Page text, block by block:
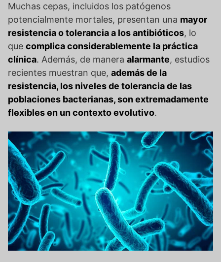
Muchas cepas, incluidos los patógenos
potencialmente mortales, presentan una mayor
resistencia o tolerancia a los antibióticos, lo
que complica considerablemente la práctica
clínica. Además, de manera alarmante, estudios
recientes muestran que, además de la
resistencia, los niveles de tolerancia de las
poblaciones bacterianas, son extremadamente
flexibles en un contexto evolutivo.